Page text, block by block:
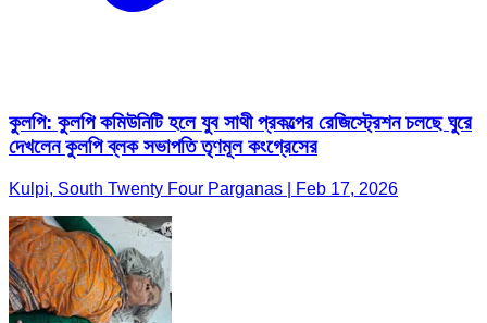
কুলপি: কুলপি কমিউনিটি হলে যুব সাথী প্রকল্পের রেজিস্ট্রেশন চলছে ঘুরে
দেখলেন কুলপি ব্লক সভাপতি তৃণমূল কংগ্রেসের
Kulpi, South Twenty Four Parganas | Feb 17, 2026